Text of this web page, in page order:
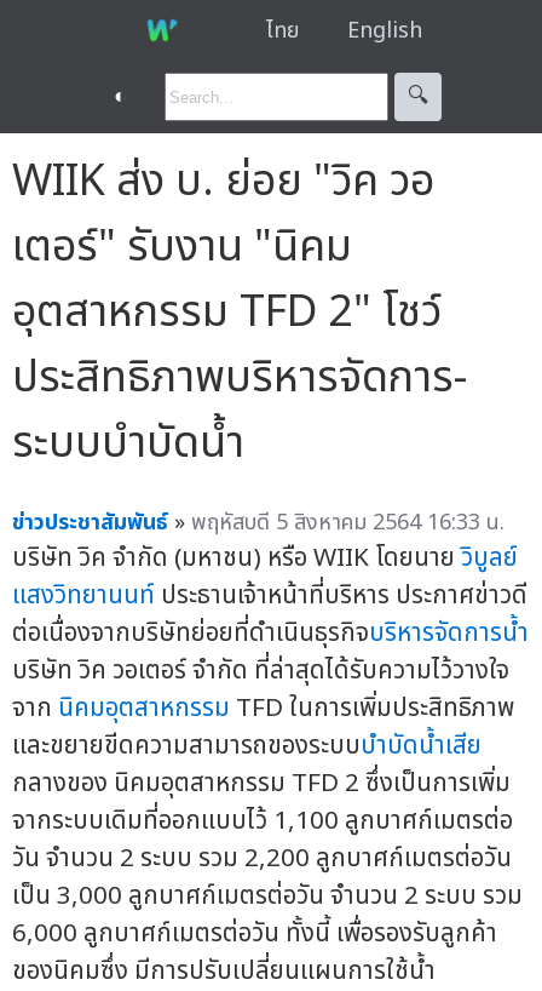
ไทย English
◐ 🔍︎
WIIK ส่ง บ. ย่อย "วิค วอ
เตอร์" รับงาน "นิคม
อุตสาหกรรม TFD 2" โชว์
ประสิทธิภาพบริหารจัดการ-
ระบบบำบัดน้ำ
ข่าวประชาสัมพันธ์ »พฤหัสบดี 5 สิงหาคม 2564 16:33 น.
บริษัท วิค จำกัด (มหาชน) หรือ WIIK โดยนายวิบูลย์
แสงวิทยานนท์ ประธานเจ้าหน้าที่บริหาร ประกาศข่าวดี
ต่อเนื่องจากบริษัทย่อยที่ดำเนินธุรกิจบริหารจัดการน้ำ
บริษัท วิค วอเตอร์ จำกัด ที่ล่าสุดได้รับความไว้วางใจ
จาก นิคมอุตสาหกรรม TFD ในการเพิ่มประสิทธิภาพ
และขยายขีดความสามารถของระบบบำบัดน้ำเสีย
กลางของ นิคมอุตสาหกรรม TFD 2 ซึ่งเป็นการเพิ่ม
จากระบบเดิมที่ออกแบบไว้ 1,100 ลูกบาศก์เมตรต่อ
วัน จำนวน 2 ระบบ รวม 2,200 ลูกบาศก์เมตรต่อวัน
เป็น 3,000 ลูกบาศก์เมตรต่อวัน จำนวน 2 ระบบ รวม
6,000 ลูกบาศก์เมตรต่อวัน ทั้งนี้ เพื่อรองรับลูกค้า
ของนิคมซึ่ง มีการปรับเปลี่ยนแผนการใช้น้ำ